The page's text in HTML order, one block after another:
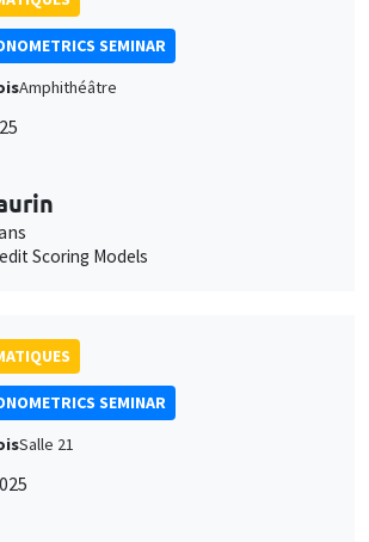
SEMINAR
Amphithéâtre
Scoring Models
SEMINAR
Salle 21